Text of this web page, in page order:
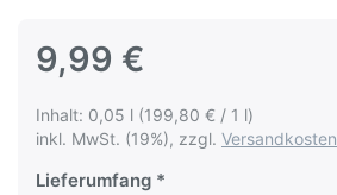
9,99 €
Inhalt: 0,05 l (199,80 € / 1 l)
inkl. MwSt. (19%), zzgl. Versandkosten
Lieferumfang